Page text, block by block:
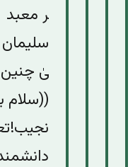
ر معبد
سلیمان
یٰ چنین
((سلام